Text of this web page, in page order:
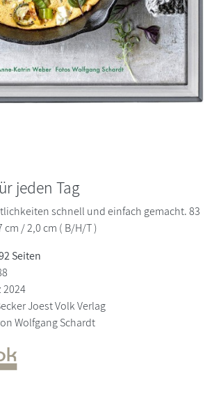
jeden Tag
schnell und einfach gemacht. 83
cm / 2,0 cm ( B/H/T )
Seiten
2024
Joest Volk Verlag
Wolfgang Schardt